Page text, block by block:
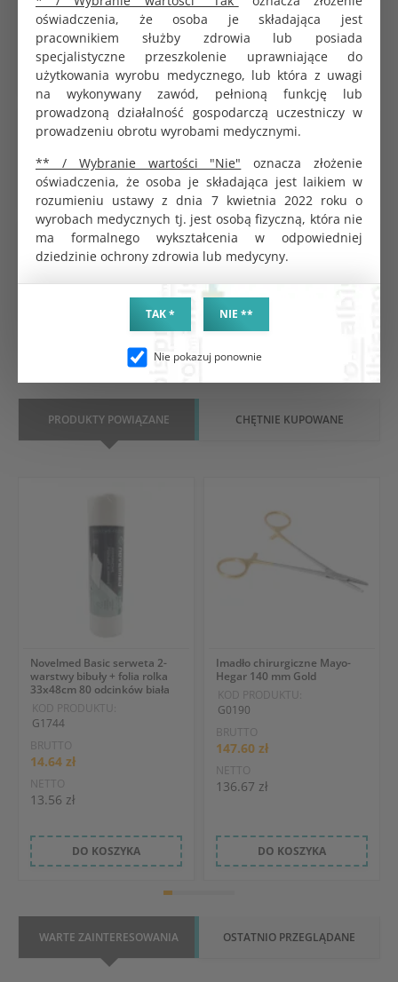
oświadczenia, że osoba je składająca jest
pracownikiem służby zdrowia lub posiada
specjalistyczne przeszkolenie uprawniające do
użytkowania wyrobu medycznego, lub która z uwagi
na wykonywany zawód, pełnioną funkcję lub
prowadzoną działalność gospodarczą uczestniczy w
prowadzeniu obrotu wyrobami medycznymi.
** / Wybranie wartości "Nie" oznacza złożenie
oświadczenia, że osoba je składająca jest laikiem w
rozumieniu ustawy z dnia 7 kwietnia 2022 roku o
wyrobach medycznych tj. jest osobą fizyczną, która nie
ma formalnego wykształcenia w odpowiedniej
dziedzinie ochrony zdrowia lub medycyny.
TAK * NIE **
Nie pokazuj ponownie
ALBIS Mesh Sacrocolpopexy 48gsm w kształcie T
v3.0
540.00 zł
Siatka przepuklinowa Unilene Mesh Blue 1 arkusz
55gsm 6x11 cm
40.06 zł
Siatka przepuklinowa Unilene Mesh 1 arkusz
40gsm 7,5x15 cm
30.05 zł
PRODUKTY POWIĄZANE CHĘTNIE KUPOWANE
Novelmed Basic serweta 2-
warstwy bibuły + folia rolka
33x48cm 80 odcinków biała
KOD PRODUKTU:
G1744
BRUTTO
14.64 zł
NETTO
13.56 zł
DO KOSZYKA
Imadło chirurgiczne Mayo-
Hegar 140 mm Gold
KOD PRODUKTU:
G0190
BRUTTO
147.60 zł
NETTO
136.67 zł
DO KOSZYKA
WARTE ZAINTERESOWANIA OSTATNIO PRZEGLĄDANE